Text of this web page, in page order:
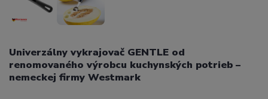
Univerzálny vykrajovač GENTLE od
renomovaného výrobcu kuchynských potrieb –
nemeckej firmy Westmark